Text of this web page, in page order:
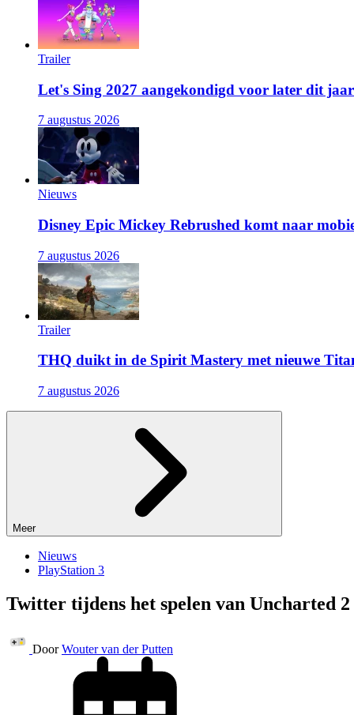
Trailer
Let's Sing 2027 aangekondigd voor later dit jaar
7 augustus 2026
Nieuws
Disney Epic Mickey Rebrushed komt naar
7 augustus 2026
Trailer
THQ duikt in de Spirit Mastery met nieuwe
7 augustus 2026
Meer
Nieuws
PlayStation 3
Twitter tijdens het spelen van Uncharted 2
Door Wouter van der Putten